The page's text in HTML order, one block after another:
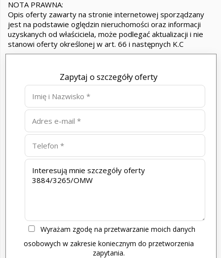
NOTA PRAWNA:
Opis oferty zawarty na stronie internetowej sporządzany
jest na podstawie oględzin nieruchomości oraz informacji
uzyskanych od właściciela, może podlegać aktualizacji i nie
stanowi oferty określonej w art. 66 i następnych K.C
Zapytaj o szczegóły oferty
Wyrażam zgodę na przetwarzanie moich danych
osobowych w zakresie koniecznym do przetworzenia
zapytania.